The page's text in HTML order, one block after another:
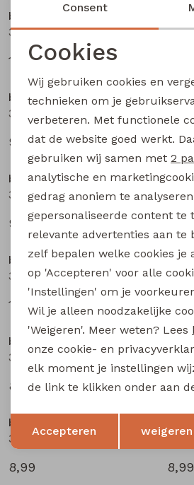
bakkaboe newborn
3316401 W20296 baby meisjes sweatshirt Rose
11,99
bakkaboe newborn
3316202 W20293 baby meisjes lange broek Ecru
9,99
9,99
bakkaboe newborn
3316202 W20293 baby meisjes lange broek Aubergine
9,99
bakkaboe newborn
3316203 W20294 baby meisjes lange broek Peach
12,99
bakkaboe newborn
3316200 W20289 baby meisjes legging Ecru
8,99
8,99
bakkaboe newborn
3316201 W20290 baby meisjes legging Ecru melee
8,99
8,99
Noodzakelijke cookies
Analytische cookies
Marketing cookies
Terug
Consent
Cookies
Wij gebruiken cookies en
technieken om je
verbeteren. Met functionele
dat de website goed werkt.
gebruiken wij samen met 2
analytische en
gedrag anoniem te
gepersonaliseerde content te
relevante advertenties aan te
zelf bepalen welke cookies je
op 'Accepteren' voor alle
'Instellingen' om je
Wil je alleen noodzakelijke
'Weigeren'. Meer weten? Lees
onze cookie- en
elk moment je instellingen
de link te klikken onder aan
Accepteren weigeren